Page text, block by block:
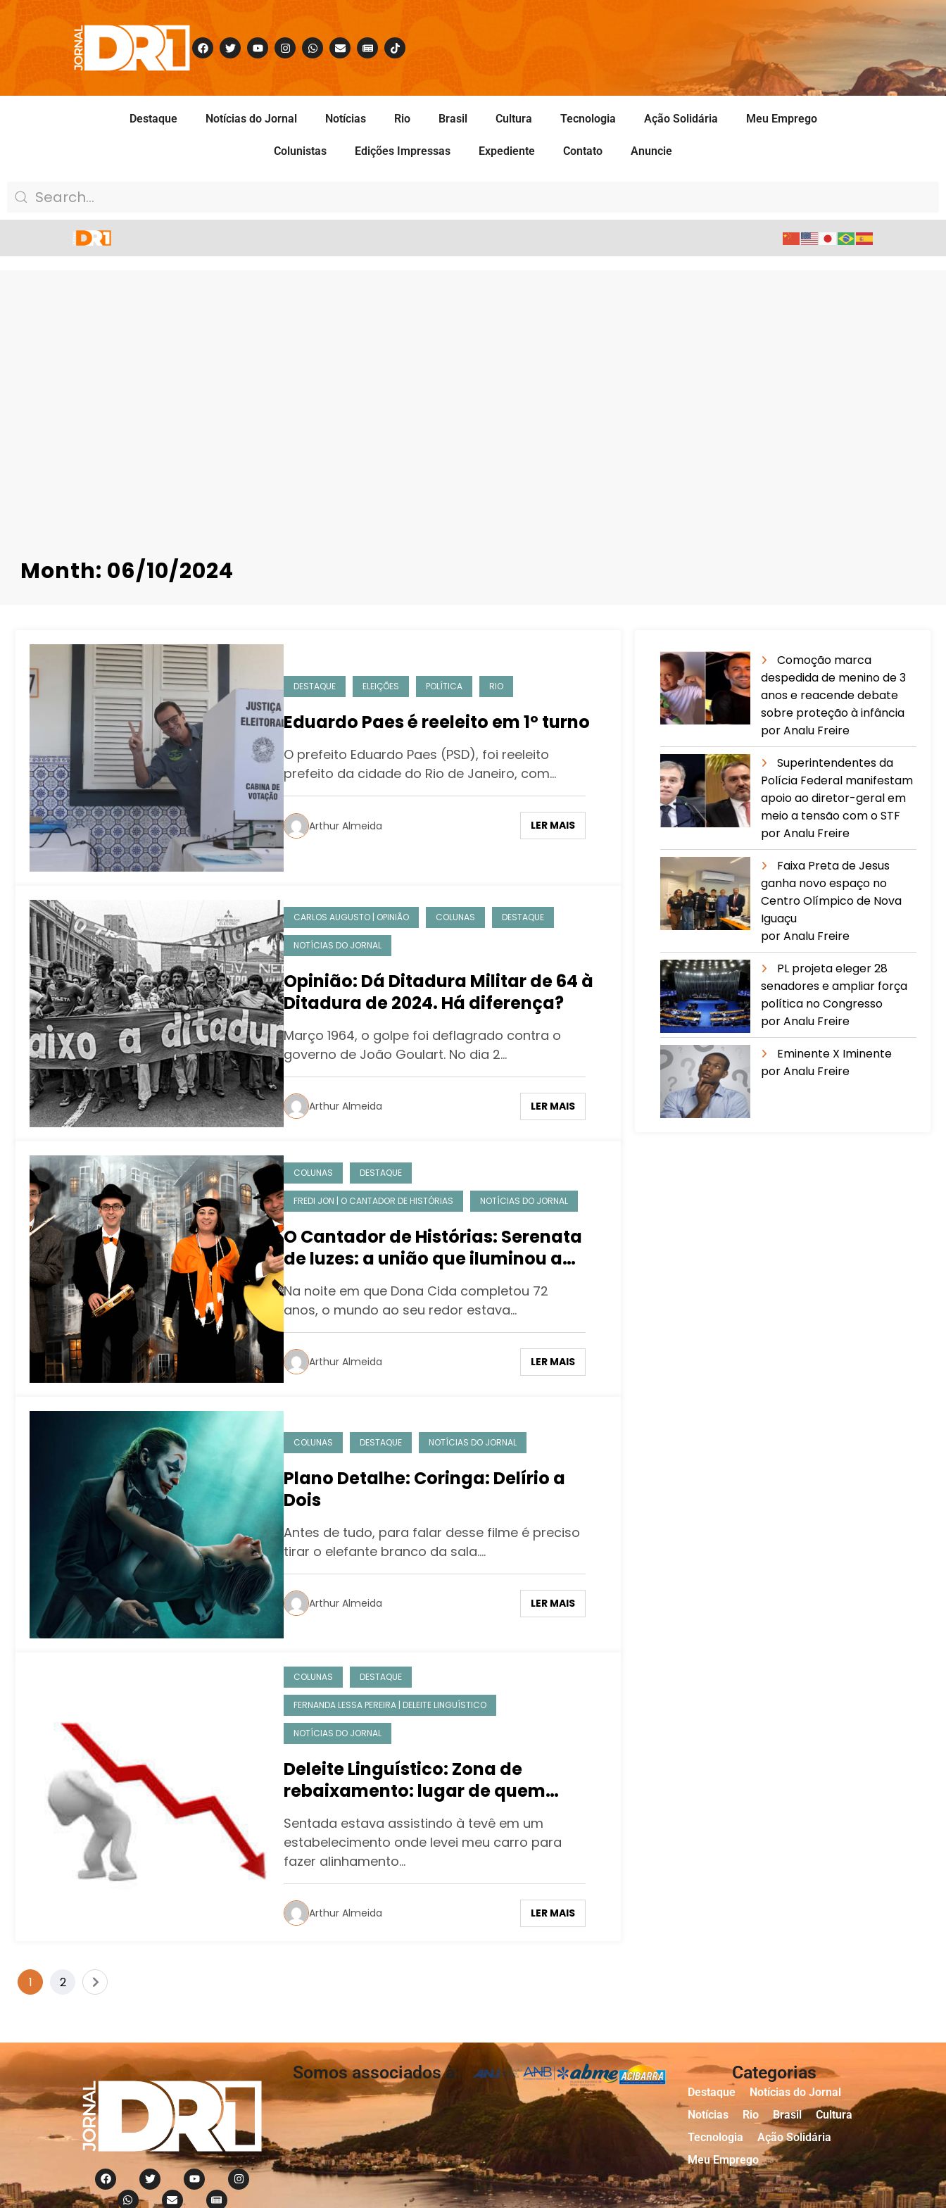
Destaque Notícias do Jornal Notícias Rio Brasil Cultura Tecnologia Ação Solidária Meu Emprego
Colunistas Edições Impressas Expediente Contato Anuncie
Month: 06/10/2024
DESTAQUE ELEIÇÕES POLÍTICA RIO
Eduardo Paes é reeleito em 1º turno
O prefeito Eduardo Paes (PSD), foi reeleito
prefeito da cidade do Rio de Janeiro, com…
Arthur Almeida LER MAIS
CARLOS AUGUSTO | OPINIÃO COLUNAS DESTAQUE
NOTÍCIAS DO JORNAL
Opinião: Dá Ditadura Militar de 64 à
Ditadura de 2024. Há diferença?
Março 1964, o golpe foi deflagrado contra o
governo de João Goulart. No dia 2…
Arthur Almeida LER MAIS
COLUNAS DESTAQUE
FREDI JON | O CANTADOR DE HISTÓRIAS NOTÍCIAS DO JORNAL
O Cantador de Histórias: Serenata
de luzes: a união que iluminou a
pandemia
Na noite em que Dona Cida completou 72
anos, o mundo ao seu redor estava…
Arthur Almeida LER MAIS
COLUNAS DESTAQUE NOTÍCIAS DO JORNAL
Plano Detalhe: Coringa: Delírio a
Dois
Antes de tudo, para falar desse filme é preciso
tirar o elefante branco da sala.…
Arthur Almeida LER MAIS
COLUNAS DESTAQUE
FERNANDA LESSA PEREIRA | DELEITE LINGUÍSTICO
NOTÍCIAS DO JORNAL
Deleite Linguístico: Zona de
rebaixamento: lugar de quem
esquece a vírgula
Sentada estava assistindo à tevê em um
estabelecimento onde levei meu carro para
fazer alinhamento…
Arthur Almeida LER MAIS
1 2
Comoção marca
despedida de menino de 3
anos e reacende debate
sobre proteção à infância
por Analu Freire
Superintendentes da
Polícia Federal manifestam
apoio ao diretor-geral em
meio a tensão com o STF
por Analu Freire
Faixa Preta de Jesus
ganha novo espaço no
Centro Olímpico de Nova
Iguaçu
por Analu Freire
PL projeta eleger 28
senadores e ampliar força
política no Congresso
por Analu Freire
Eminente X Iminente
por Analu Freire
Somos associados à: Categorias
Destaque
Notícias do Jornal
Notícias
Rio Brasil
Cultura
Tecnologia
Ação Solidária
Meu Emprego